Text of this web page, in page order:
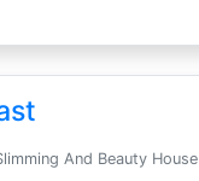
And Beauty House